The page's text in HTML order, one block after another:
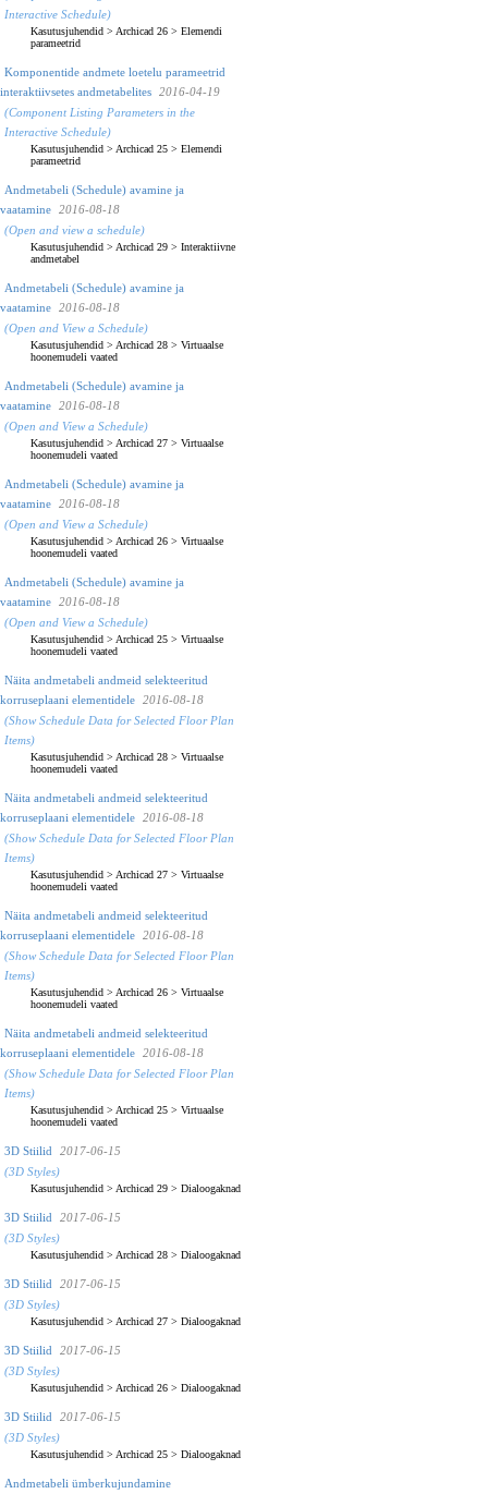
Interactive Schedule)
Kasutusjuhendid > Archicad 26 > Elemendi
parameetrid
Komponentide andmete loetelu parameetrid
interaktiivsetes andmetabelites
2016-04-19
(Component Listing Parameters in the
Interactive Schedule)
Kasutusjuhendid > Archicad 25 > Elemendi
parameetrid
Andmetabeli (Schedule) avamine ja
vaatamine
2016-08-18
(Open and view a schedule)
Kasutusjuhendid > Archicad 29 > Interaktiivne
andmetabel
Andmetabeli (Schedule) avamine ja
vaatamine
2016-08-18
(Open and View a Schedule)
Kasutusjuhendid > Archicad 28 > Virtuaalse
hoonemudeli vaated
Andmetabeli (Schedule) avamine ja
vaatamine
2016-08-18
(Open and View a Schedule)
Kasutusjuhendid > Archicad 27 > Virtuaalse
hoonemudeli vaated
Andmetabeli (Schedule) avamine ja
vaatamine
2016-08-18
(Open and View a Schedule)
Kasutusjuhendid > Archicad 26 > Virtuaalse
hoonemudeli vaated
Andmetabeli (Schedule) avamine ja
vaatamine
2016-08-18
(Open and View a Schedule)
Kasutusjuhendid > Archicad 25 > Virtuaalse
hoonemudeli vaated
Näita andmetabeli andmeid selekteeritud
korruseplaani elementidele
2016-08-18
(Show Schedule Data for Selected Floor Plan
Items)
Kasutusjuhendid > Archicad 28 > Virtuaalse
hoonemudeli vaated
Näita andmetabeli andmeid selekteeritud
korruseplaani elementidele
2016-08-18
(Show Schedule Data for Selected Floor Plan
Items)
Kasutusjuhendid > Archicad 27 > Virtuaalse
hoonemudeli vaated
Näita andmetabeli andmeid selekteeritud
korruseplaani elementidele
2016-08-18
(Show Schedule Data for Selected Floor Plan
Items)
Kasutusjuhendid > Archicad 26 > Virtuaalse
hoonemudeli vaated
Näita andmetabeli andmeid selekteeritud
korruseplaani elementidele
2016-08-18
(Show Schedule Data for Selected Floor Plan
Items)
Kasutusjuhendid > Archicad 25 > Virtuaalse
hoonemudeli vaated
3D Stiilid
2017-06-15
(3D Styles)
Kasutusjuhendid > Archicad 29 > Dialoogaknad
3D Stiilid
2017-06-15
(3D Styles)
Kasutusjuhendid > Archicad 28 > Dialoogaknad
3D Stiilid
2017-06-15
(3D Styles)
Kasutusjuhendid > Archicad 27 > Dialoogaknad
3D Stiilid
2017-06-15
(3D Styles)
Kasutusjuhendid > Archicad 26 > Dialoogaknad
3D Stiilid
2017-06-15
(3D Styles)
Kasutusjuhendid > Archicad 25 > Dialoogaknad
Andmetabeli ümberkujundamine